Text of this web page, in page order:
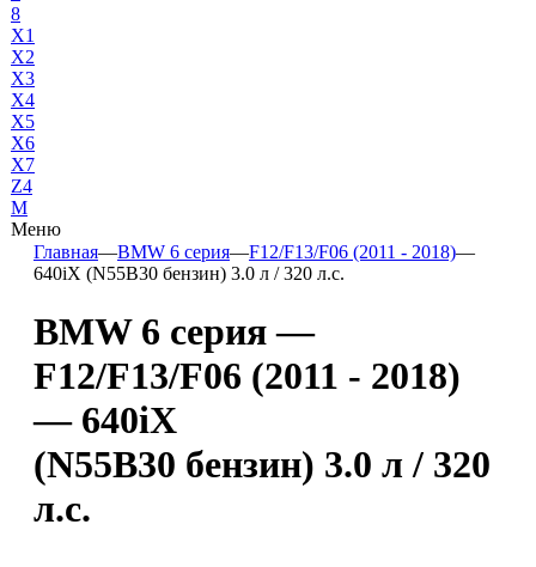
8
X1
X2
X3
X4
X5
X6
X7
Z4
М
Меню
Главная—BMW 6 серия—F12/F13/F06 (2011 - 2018)—
640iX (N55B30 бензин) 3.0 л / 320 л.с.
BMW 6 серия —
F12/F13/F06 (2011 - 2018)
— 640iX
(N55B30 бензин) 3.0 л / 320
л.с.